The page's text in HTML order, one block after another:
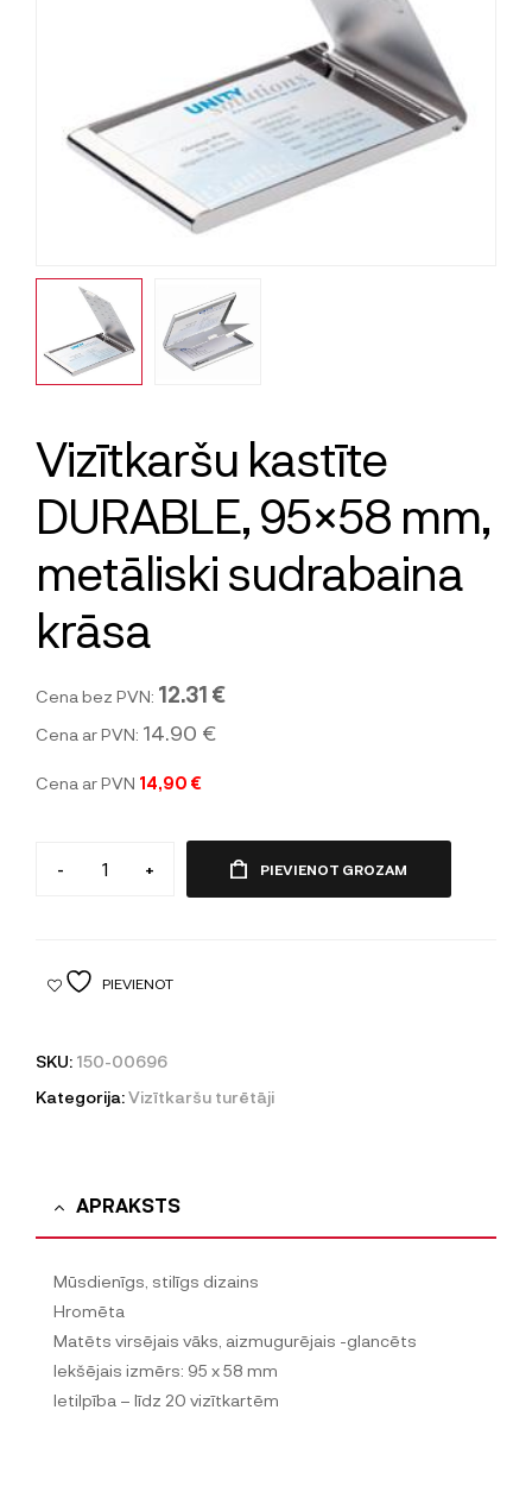
Vizītkaršu kastīte
DURABLE, 95×58 mm,
metāliski sudrabaina
krāsa
Cena bez PVN: 12.31 €
Cena ar PVN: 14.90 €
Cena ar PVN 14,90 €
- + PIEVIENOT GROZAM
PIEVIENOT
SKU: 150-00696
Kategorija:Vizītkaršu turētāji
APRAKSTS
Mūsdienīgs, stilīgs dizains
Hromēta
Matēts virsējais vāks, aizmugurējais -glancēts
Iekšējais izmērs: 95 x 58 mm
Ietilpība – līdz 20 vizītkartēm